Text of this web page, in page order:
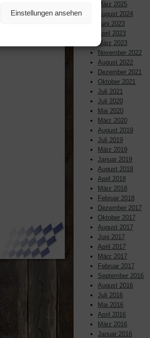
Einstellungen ansehen
März 2025
August 2024
Juni 2023
April 2023
März 2023
November 2022
August 2022
Dezember 2021
Oktober 2021
Juli 2021
Juli 2020
Mai 2020
März 2020
August 2019
Juli 2019
März 2019
Januar 2019
August 2018
April 2018
März 2018
Februar 2018
Dezember 2017
Oktober 2017
August 2017
Juni 2017
April 2017
März 2017
Februar 2017
September 2016
August 2016
Juli 2016
Mai 2016
April 2016
März 2016
Januar 2016